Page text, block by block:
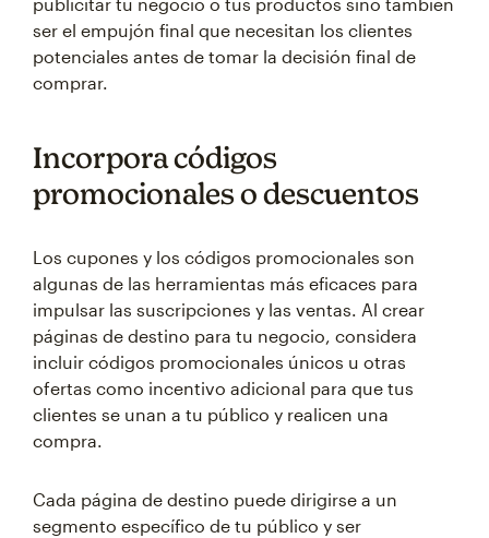
ser el empujón final que necesitan los clientes
potenciales antes de tomar la decisión final de
comprar.
Incorpora códigos
promocionales o descuentos
Los cupones y los códigos promocionales son
algunas de las herramientas más eficaces para
impulsar las suscripciones y las ventas. Al crear
páginas de destino para tu negocio, considera
incluir códigos promocionales únicos u otras
ofertas como incentivo adicional para que tus
clientes se unan a tu público y realicen una
compra.
Cada página de destino puede dirigirse a un
segmento específico de tu público y ser